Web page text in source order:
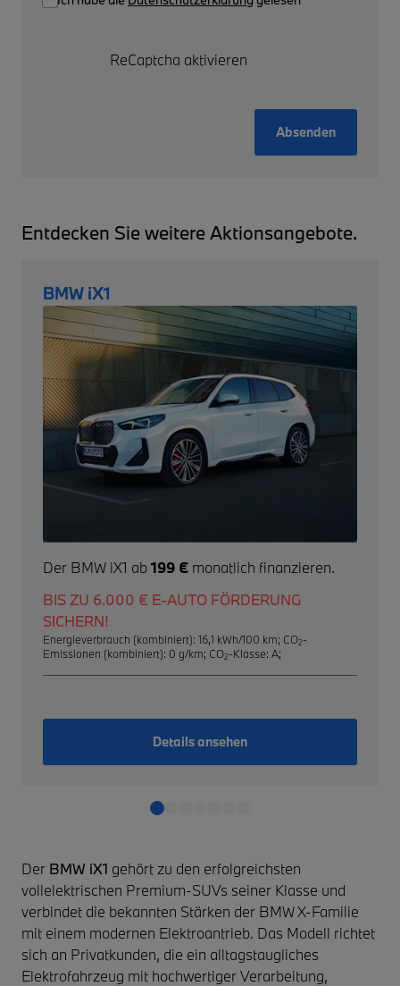
ReCaptcha aktivieren
Absenden
Entdecken Sie weitere Aktionsangebote.
BMW iX1
Der BMW iX1 ab199 € monatlich finanzieren.
BIS ZU 6.000 € E-AUTO FÖRDERUNG
SICHERN!
Energieverbrauch (kombiniert): 16,1 kWh/100 km; CO2-
Emissionen (kombiniert): 0 g/km; CO2-Klasse: A;
Details ansehen
Der BMW iX1 gehört zu den erfolgreichsten
vollelektrischen Premium-SUVs seiner Klasse und
verbindet die bekannten Stärken der BMW X-Familie
mit einem modernen Elektroantrieb. Das Modell richtet
sich an Privatkunden, die ein alltagstaugliches
Elektrofahrzeug mit hochwertiger Verarbeitung,